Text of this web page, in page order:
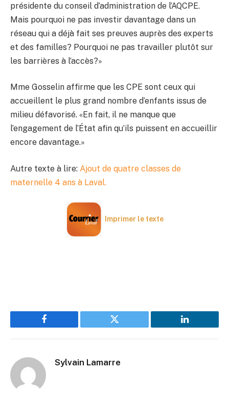
présidente du conseil d’administration de l’AQCPE.
Mais pourquoi ne pas investir davantage dans un
réseau qui a déjà fait ses preuves auprès des experts
et des familles? Pourquoi ne pas travailler plutôt sur
les barrières à l’accès?»
Mme Gosselin affirme que les CPE sont ceux qui
accueillent le plus grand nombre d’enfants issus de
milieu défavorisé. «En fait, il ne manque que
l’engagement de l’État afin qu’ils puissent en accueillir
encore davantage.»
Autre texte à lire: Ajout de quatre classes de
maternelle 4 ans à Laval.
Imprimer le texte
Facebook Twitter LinkedIn
Sylvain Lamarre